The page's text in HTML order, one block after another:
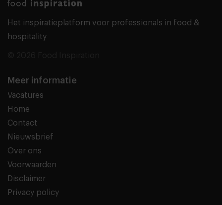
Het inspiratieplatform voor professionals in food &
hospitality
Meer informatie
Vacatures
Home
Contact
Nieuwsbrief
Over ons
Voorwaarden
Disclaimer
Privacy policy